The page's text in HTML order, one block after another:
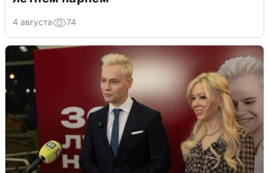
4 августа 74